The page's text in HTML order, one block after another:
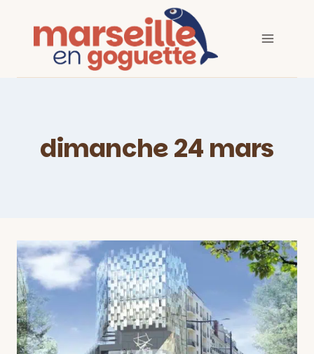
contenu
dimanche 24 mars